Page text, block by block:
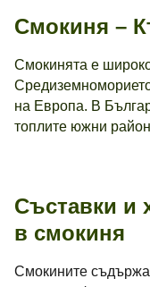
Смокиня –
Смокинята е
на Европа. В
топлите южни
Съставки и
в смокиня
Смокините